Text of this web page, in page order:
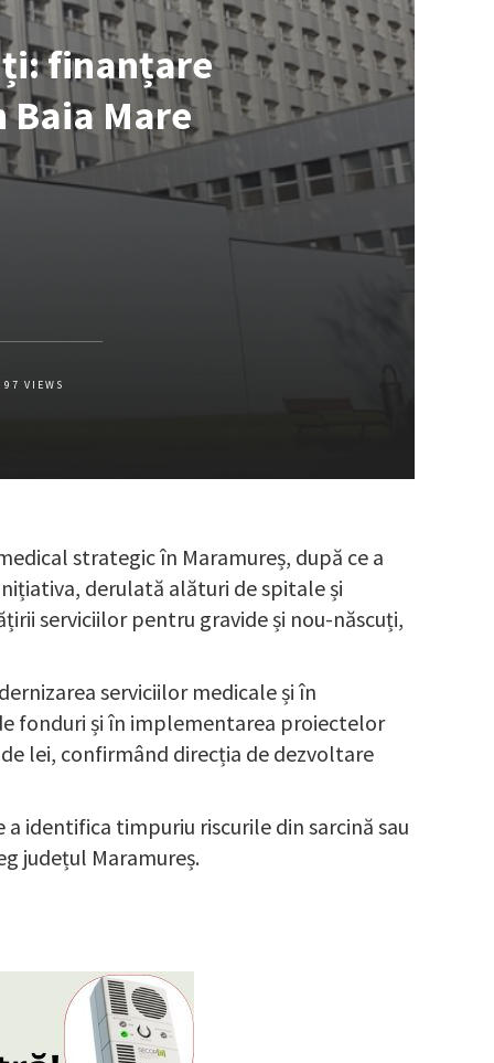
finanțare
Baia Mare
97 VIEWS
strategic în Maramureș, după ce a
derulată alături de spitale și
serviciilor pentru gravide și nou-născuți,
serviciilor medicale și în
fonduri și în implementarea proiectelor
lei, confirmând direcția de dezvoltare
identifica timpuriu riscurile din sarcină sau
județul Maramureș.